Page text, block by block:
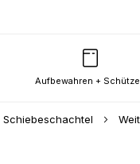
Aufbewahren +
Schiebeschachtel